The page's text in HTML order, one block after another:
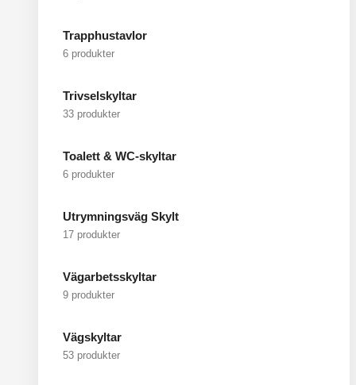
Trapphustavlor
6 produkter
Trivselskyltar
33 produkter
Toalett & WC-skyltar
6 produkter
Utrymningsväg Skylt
17 produkter
Vägarbetsskyltar
9 produkter
Vägskyltar
53 produkter